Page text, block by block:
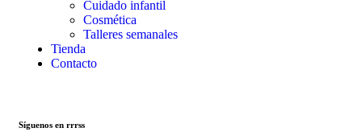
Cuidado infantil
Cosmética
Talleres semanales
Tienda
Contacto
Síguenos en rrrss